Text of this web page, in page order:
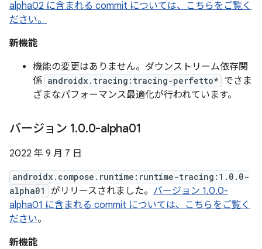
alpha02 に含まれる commit については、こちらをご覧く
ださい。
新機能
機能の変更はありません。ダウンストリーム依存関
係 androidx.tracing:tracing-perfetto* でさま
ざまなパフォーマンス最適化が行われています。
バージョン 1.0.0-alpha01
2022 年 9 月 7 日
androidx.compose.runtime:runtime-tracing:1.0.0-
alpha01
がリリースされました。 バージョン 1.0.0-
alpha01 に含まれる commit については、こちらをご覧く
ださい。
新機能